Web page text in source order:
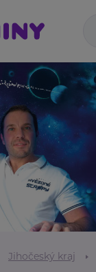
Jihočeský kraj